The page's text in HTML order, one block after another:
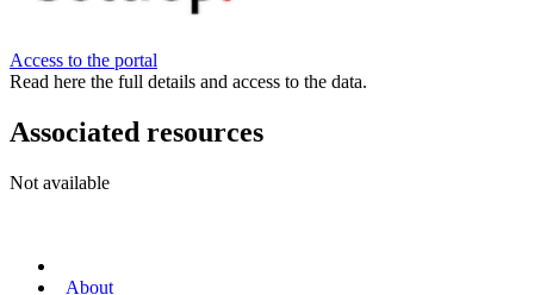
Access to the portal
Read here the full details and access to the data.
Associated resources
Not available
About